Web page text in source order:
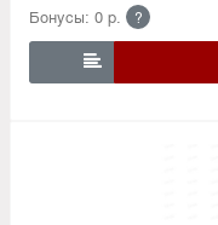
Бонусы: 0 р. ?
